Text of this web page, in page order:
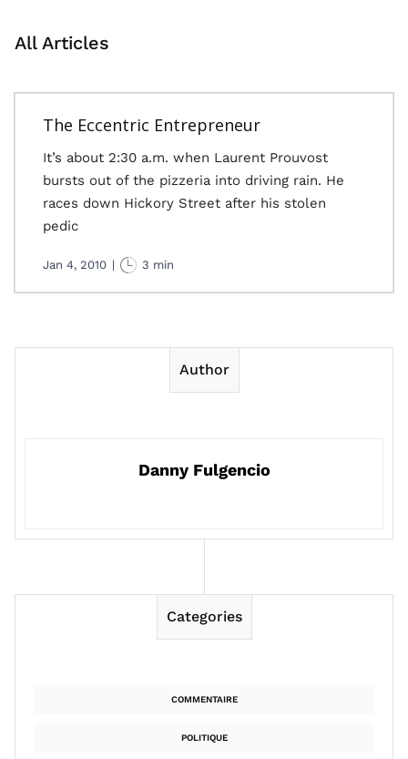
All Articles
The Eccentric Entrepreneur
It’s about 2:30 a.m. when Laurent Prouvost
bursts out of the pizzeria into driving rain. He
races down Hickory Street after his stolen
pedic
Jan 4, 2010 | 3 min
Author
Danny Fulgencio
Categories
COMMENTAIRE
POLITIQUE